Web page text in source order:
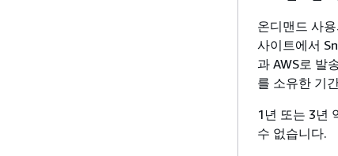
온디맨드 사
사이트에서
과 AWS로 발
를 소유한 기
1년 또는 3년
수 없습니다.